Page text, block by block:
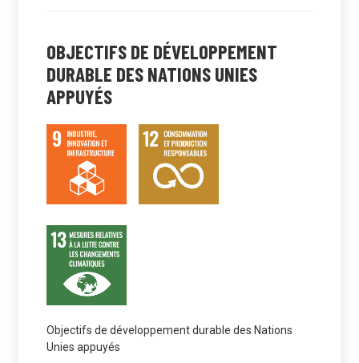
OBJECTIFS DE DÉVELOPPEMENT
DURABLE DES NATIONS UNIES
APPUYÉS
Objectifs de développement durable des Nations
Unies appuyés